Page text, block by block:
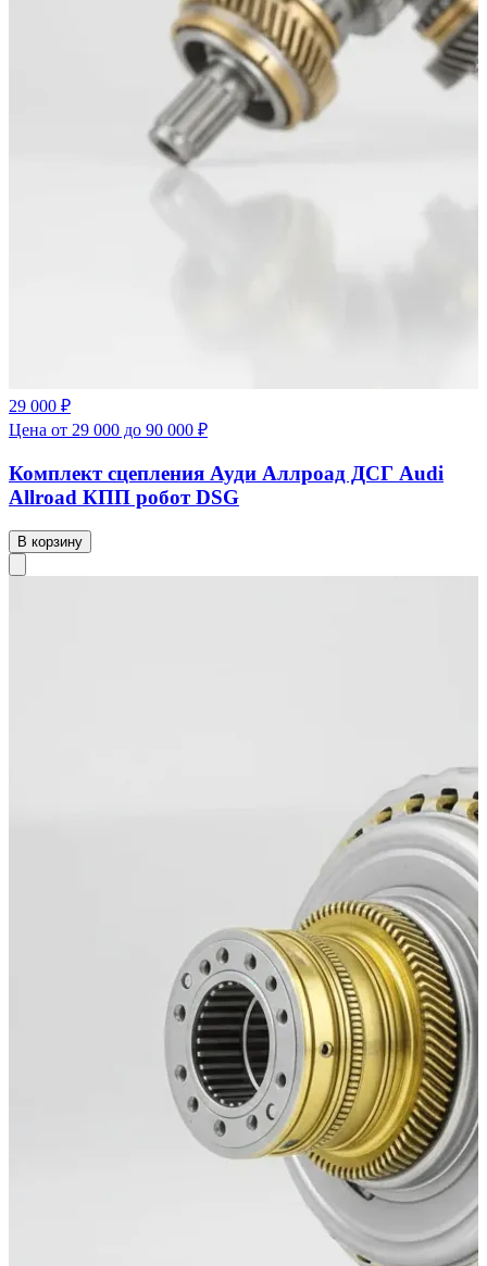
29 000 ₽
Цена от 29 000 до 90 000 ₽
Комплект сцепления Ауди Аллроад ДСГ Audi
Allroad КПП робот DSG
В корзину